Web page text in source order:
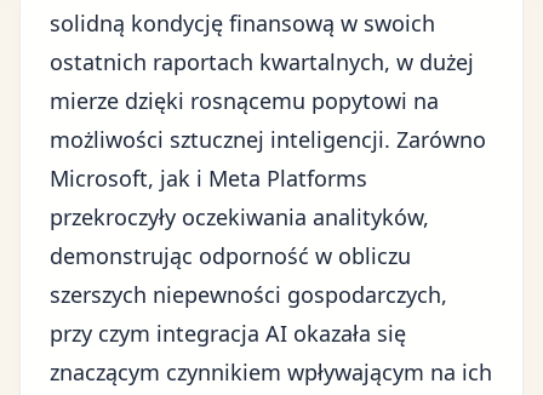
solidną kondycję finansową w swoich
ostatnich raportach kwartalnych, w dużej
mierze dzięki rosnącemu popytowi na
możliwości sztucznej inteligencji. Zarówno
Microsoft, jak i Meta Platforms
przekroczyły oczekiwania analityków,
demonstrując odporność w obliczu
szerszych niepewności gospodarczych,
przy czym integracja AI okazała się
znaczącym czynnikiem wpływającym na ich